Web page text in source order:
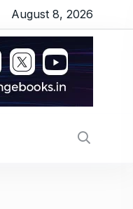
review: Vismaya
August 8, 2026